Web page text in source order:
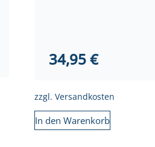
34,95€
zzgl.Versandkosten
In den Warenkorb